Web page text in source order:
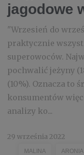
jagodowe
"Wrzesień do
praktycznie
superowoców.
pochwalić jeżyny
(10%). Oznacza to
konsumentów
analizy ko...
29 września 2022
MALINA ARONIA